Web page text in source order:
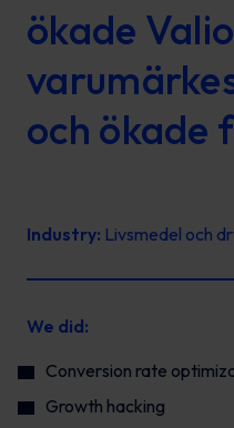
ökade
och ökade
Industry: Livsmedel och
We did:
Conversion rate
Growth hacking